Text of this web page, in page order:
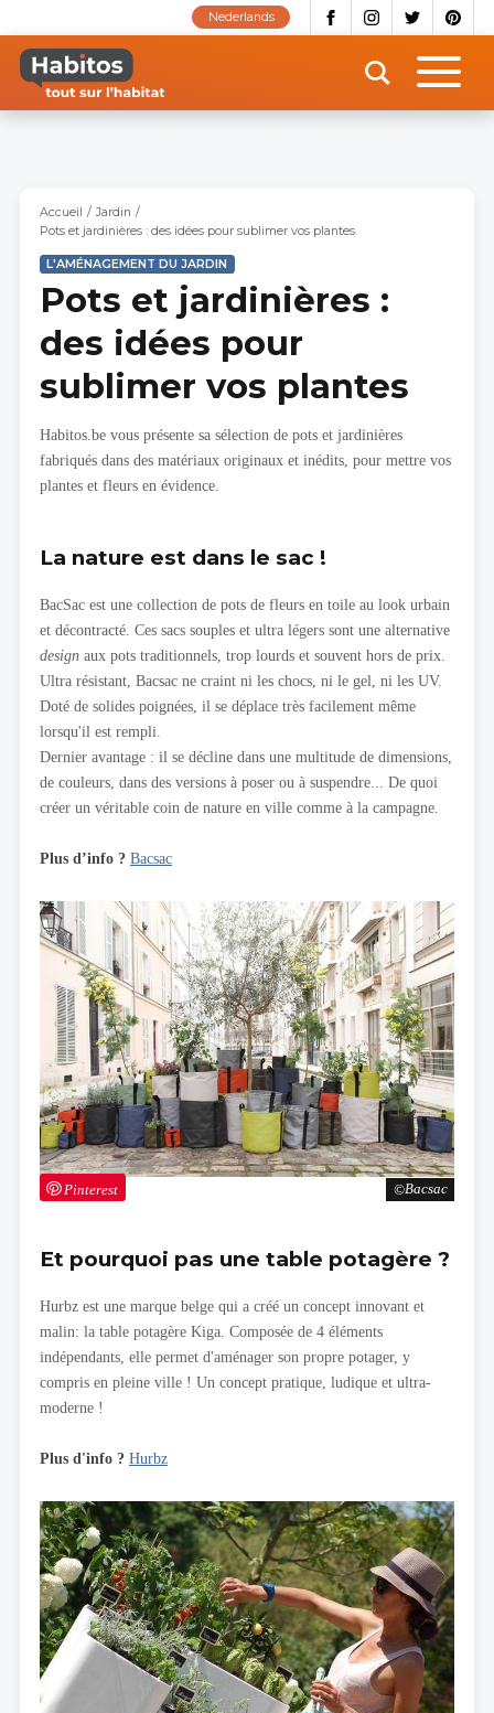
contenu
principal
Nederlands
Accueil
Jardin
Pots et jardinières : des idées pour sublimer vos plantes
L'AMÉNAGEMENT DU JARDIN
Pots et jardinières :
des idées pour
sublimer vos plantes
Habitos.be vous présente sa sélection de pots et jardinières
fabriqués dans des matériaux originaux et inédits, pour mettre vos
plantes et fleurs en évidence.
Bacsac
Pinterest
La nature est dans le sac !
BacSac est une collection de pots de fleurs en toile au look urbain
et décontracté. Ces sacs souples et ultra légers sont une alternative
design aux pots traditionnels, trop lourds et souvent hors de prix.
Ultra résistant, Bacsac ne craint ni les chocs, ni le gel, ni les UV.
Doté de solides poignées, il se déplace très facilement même
lorsqu'il est rempli.
Dernier avantage : il se décline dans une multitude de dimensions,
de couleurs, dans des versions à poser ou à suspendre... De quoi
créer un véritable coin de nature en ville comme à la campagne.
Plus d’info ? Bacsac
Et pourquoi pas une table potagère ?
Hurbz est une marque belge qui a créé un concept innovant et
malin: la table potagère Kiga. Composée de 4 éléments
indépendants, elle permet d'aménager son propre potager, y
compris en pleine ville ! Un concept pratique, ludique et ultra-
moderne !
Plus d'info ? Hurbz